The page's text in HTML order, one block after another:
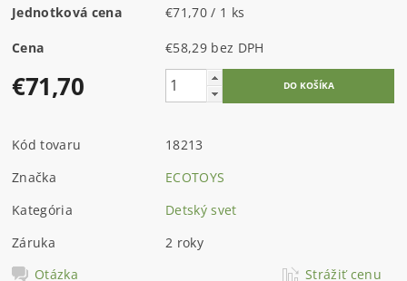
Jednotková cena €71,70 / 1 ks
Cena €58,29 bez DPH
€71,70
Kód tovaru
18213
Značka
ECOTOYS
Kategória
Detský svet
Záruka
2 roky
Otázka
Strážiť cenu